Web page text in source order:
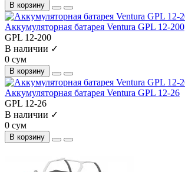
В корзину
Аккумуляторная батарея Ventura GPL 12-200
GPL 12-200
В наличии ✓
0 сум
В корзину
Аккумуляторная батарея Ventura GPL 12-26
GPL 12-26
В наличии ✓
0 сум
В корзину